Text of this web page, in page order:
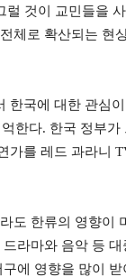
럴 것이 교민들을
체로 확산되는 현
한국에 대한 관심
한다. 한국 정부가
가를 레드 과라니
도 한류의 영향이
라마와 음악 등
에 영향을 많이